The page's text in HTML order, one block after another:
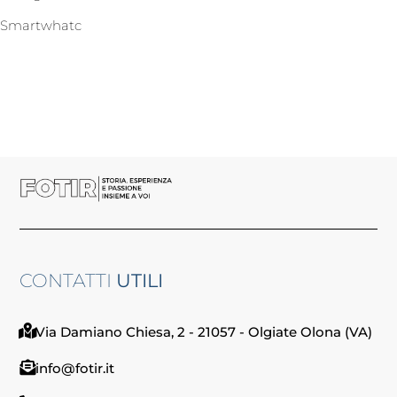
Smartwhatc
CONTATTI UTILI
Via Damiano Chiesa, 2 - 21057 - Olgiate Olona (VA)
info@fotir.it